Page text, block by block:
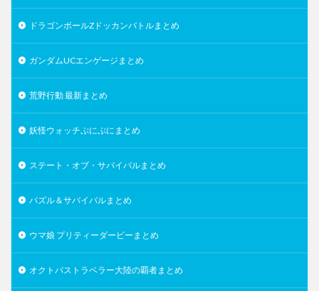
ドラゴンボールZドッカンバトルまとめ
ガンダムUCエンゲージまとめ
荒野行動 最新まとめ
妖怪ウォッチぷにぷにまとめ
ステート・オブ・サバイバルまとめ
パズル＆サバイバルまとめ
ウマ娘 プリティーダービーまとめ
オクトパストラベラー大陸の覇者まとめ